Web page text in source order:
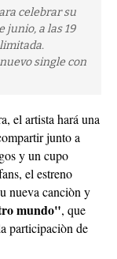
celebrar su
junio, a las 19
single con
el artista hará una
junto a
y un cupo
el estreno
nueva canciòn y
mundo", que
participaciòn de